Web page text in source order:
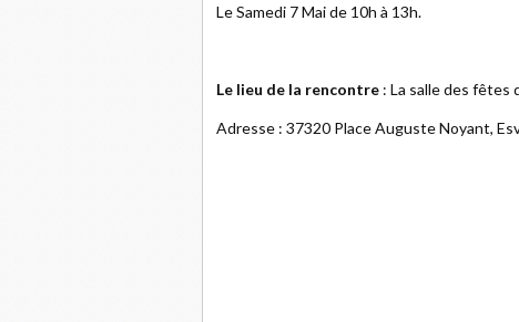
Le Samedi 7 Mai de 10h à 13h.
Le lieu de la rencontre : La salle des fêtes
Adresse : 37320 Place Auguste Noyant,